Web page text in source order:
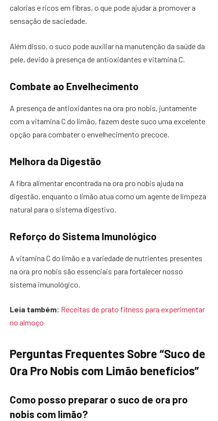
calorias e ricos em fibras, o que pode ajudar a promover a
sensação de saciedade.
Além disso, o suco pode auxiliar na manutenção da saúde da
pele, devido à presença de antioxidantes e vitamina C.
Combate ao Envelhecimento
A presença de antioxidantes na ora pro nobis, juntamente
com a vitamina C do limão, fazem deste suco uma excelente
opção para combater o envelhecimento precoce.
Melhora da Digestão
A fibra alimentar encontrada na ora pro nobis ajuda na
digestão, enquanto o limão atua como um agente de limpeza
natural para o sistema digestivo.
Reforço do Sistema Imunológico
A vitamina C do limão e a variedade de nutrientes presentes
na ora pro nobis são essenciais para fortalecer nosso
sistema imunológico.
Leia também: Receitas de prato fitness para experimentar
no almoço
Perguntas Frequentes Sobre “Suco de
Ora Pro Nobis com Limão benefícios”
Como posso preparar o suco de ora pro
nobis com limão?